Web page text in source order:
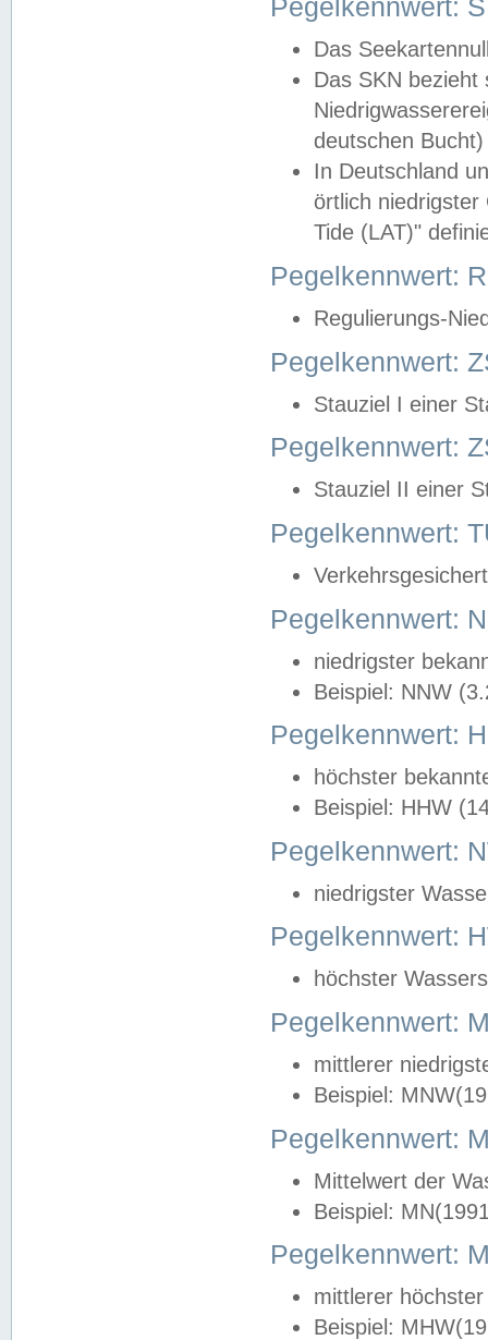
Pegelkennwert:
Das
Das SKN
deutschen
In Deutschland
örtlich
Tide (LAT)"
Pegelkennwert:
Regulierungs-
Pegelkennwert:
Stauziel I einer
Pegelkennwert:
Stauziel II einer
Pegelkennwert:
Pegelkennwert:
niedrigster
Beispiel: NNW
Pegelkennwert:
höchster
Beispiel: HHW
Pegelkennwert:
niedrigster
Pegelkennwert:
höchster
Pegelkennwert:
mittlerer
Beispiel:
Pegelkennwert:
Mittelwert der
Beispiel:
Pegelkennwert:
mittlerer
Beispiel: